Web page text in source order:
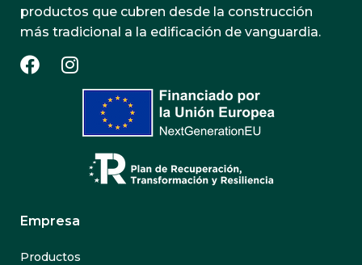
productos que cubren desde la construcción
más tradicional a la edificación de vanguardia.
Empresa
Productos